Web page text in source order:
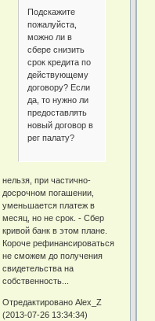
Подскажите
пожалуйста,
можно ли в
сбере снизить
срок кредита по
действующему
договору? Если
да, то нужно ли
предоставлять
новый договор в
рег палату?
нельзя, при частично-
досрочном погашении,
уменьшается платеж в
месяц, но не срок. - Сбер
кривой банк в этом плане.
Короче рефинансироваться
не сможем до получения
свидетельства на
собственность...
Отредактировано Alex_Z
(2013-07-26 13:34:34)